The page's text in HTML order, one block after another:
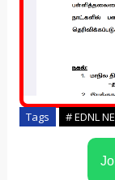
Tags # EDNL